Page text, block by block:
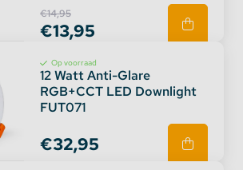
afstandsbediening extra
is zijn 4-zone functie. Hiermee kun
controllerapparaten of
met slechts één
Dit betekent dat je één enkele
kunt gebruiken voor meerdere
of zelfs voor verschillende
€14,95
€13,95
Op voorraad
12 Watt Anti-Glare
RGB+CCT LED Downlight
FUT071
€32,95